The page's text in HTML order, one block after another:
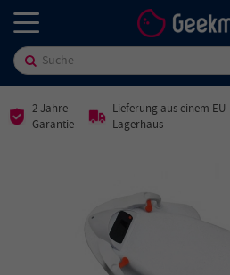
2 Jahre
Garantie
Lieferung aus einem EU-
Lagerhaus